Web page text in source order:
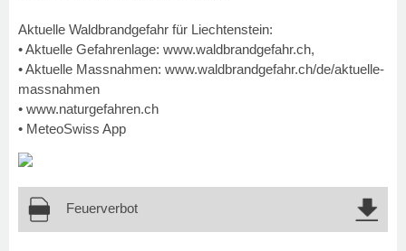
Aktuelle Waldbrandgefahr für Liechtenstein:
• Aktuelle Gefahrenlage: www.waldbrandgefahr.ch,
• Aktuelle Massnahmen: www.waldbrandgefahr.ch/de/aktuelle-
massnahmen
• www.naturgefahren.ch
• MeteoSwiss App
Feuerverbot